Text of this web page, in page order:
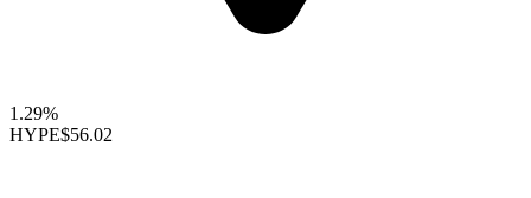
1.29%
HYPE$56.02